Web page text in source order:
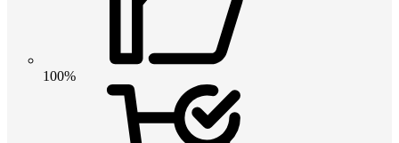
100%